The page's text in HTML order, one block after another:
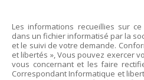
Les informations recueillies sur
dans un fichier informatisé par la
et le suivi de votre demande.
et libertés », Vous pouvez exercer
vous concernant et les faire
Correspondant Informatique et